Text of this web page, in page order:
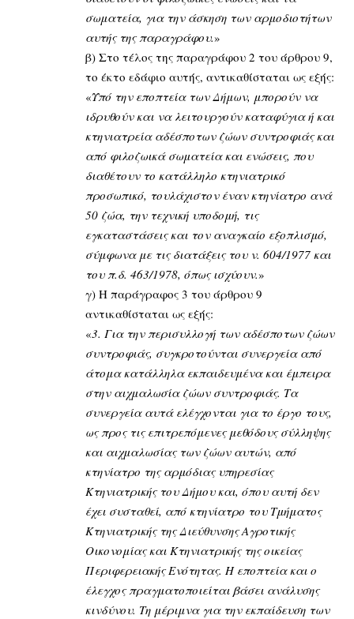
σωματεία, για την άσκηση των αρμοδιοτήτων
αυτής της παραγράφου.»
β) Στο τέλος της παραγράφου 2 του άρθρου 9,
το έκτο εδάφιο αυτής, αντικαθίσταται ως εξής:
«Υπό την εποπτεία των Δήμων, μπορούν να
ιδρυθούν και να λειτουργούν καταφύγια ή και
κτηνιατρεία αδέσποτων ζώων συντροφιάς και
από φιλοζωικά σωματεία και ενώσεις, που
διαθέτουν το κατάλληλο κτηνιατρικό
προσωπικό, τουλάχιστον έναν κτηνίατρο ανά
50 ζώα, την τεχνική υποδομή, τις
εγκαταστάσεις και τον αναγκαίο εξοπλισμό,
σύμφωνα με τις διατάξεις του ν. 604/1977 και
του π.δ. 463/1978, όπως ισχύουν.»
γ) Η παράγραφος 3 του άρθρου 9
αντικαθίσταται ως εξής:
«3. Για την περισυλλογή των αδέσποτων ζώων
συντροφιάς, συγκροτούνται συνεργεία από
άτομα κατάλληλα εκπαιδευμένα και έμπειρα
στην αιχμαλωσία ζώων συντροφιάς. Τα
συνεργεία αυτά ελέγχονται για το έργο τους,
ως προς τις επιτρεπόμενες μεθόδους σύλληψης
και αιχμαλωσίας των ζώων αυτών, από
κτηνίατρο της αρμόδιας υπηρεσίας
Κτηνιατρικής του Δήμου και, όπου αυτή δεν
έχει συσταθεί, από κτηνίατρο του Τμήματος
Κτηνιατρικής της Διεύθυνσης Αγροτικής
Οικονομίας και Κτηνιατρικής της οικείας
Περιφερειακής Ενότητας. Η εποπτεία και ο
έλεγχος πραγματοποιείται βάσει ανάλυσης
κινδύνου. Τη μέριμνα για την εκπαίδευση των